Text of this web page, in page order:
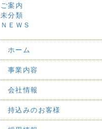
ご案内
未分類
ＮＥＷＳ
ホーム
事業内容
会社情報
持込みのお客様